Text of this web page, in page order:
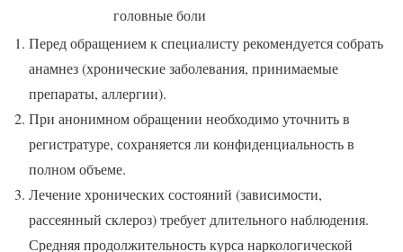
головные боли
Перед обращением к специалисту рекомендуется собрать
анамнез (хронические заболевания, принимаемые
препараты, аллергии).
При анонимном обращении необходимо уточнить в
регистратуре, сохраняется ли конфиденциальность в
полном объеме.
Лечение хронических состояний (зависимости,
рассеянный склероз) требует длительного наблюдения.
Средняя продолжительность курса наркологической